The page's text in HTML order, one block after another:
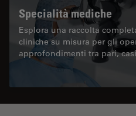
Specialità mediche
Esplora una raccolta
cliniche su misura per gli
approfondimenti tra pari,